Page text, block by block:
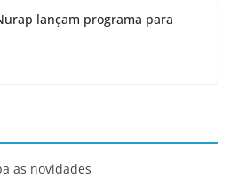
lançam programa para
as novidades